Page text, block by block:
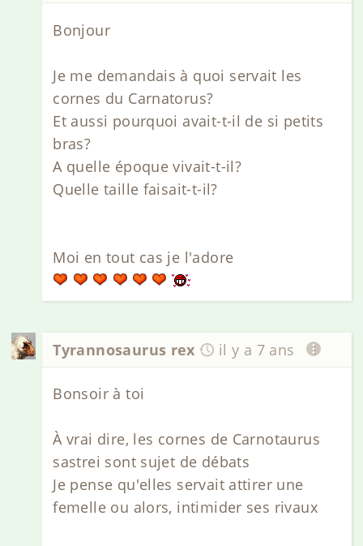
Bonjour
Je me demandais à quoi servait les
cornes du Carnatorus?
Et aussi pourquoi avait-t-il de si petits
bras?
A quelle époque vivait-t-il?
Quelle taille faisait-t-il?
Moi en tout cas je l'adore
Tyrannosaurus rex il y a 7 ans
Bonsoir à toi
À vrai dire, les cornes de Carnotaurus
sastrei sont sujet de débats
Je pense qu'elles servait attirer une
femelle ou alors, intimider ses rivaux